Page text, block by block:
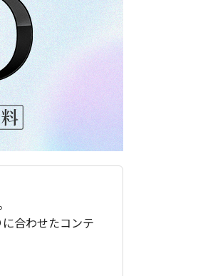
合わせたコンテ